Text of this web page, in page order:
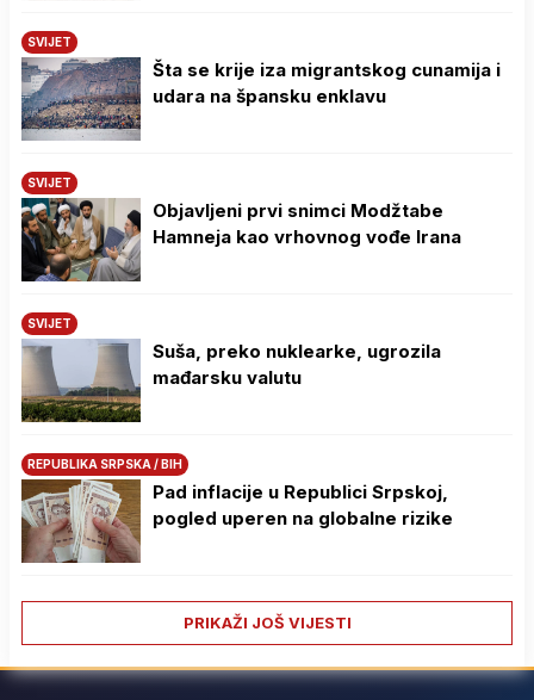
SVIJET
Šta se krije iza migrantskog cunamija i
udara na špansku enklavu
SVIJET
Objavljeni prvi snimci Modžtabe
Hamneja kao vrhovnog vođe Irana
SVIJET
Suša, preko nuklearke, ugrozila
mađarsku valutu
REPUBLIKA SRPSKA / BIH
Pad inflacije u Republici Srpskoj,
pogled uperen na globalne rizike
PRIKAŽI JOŠ VIJESTI